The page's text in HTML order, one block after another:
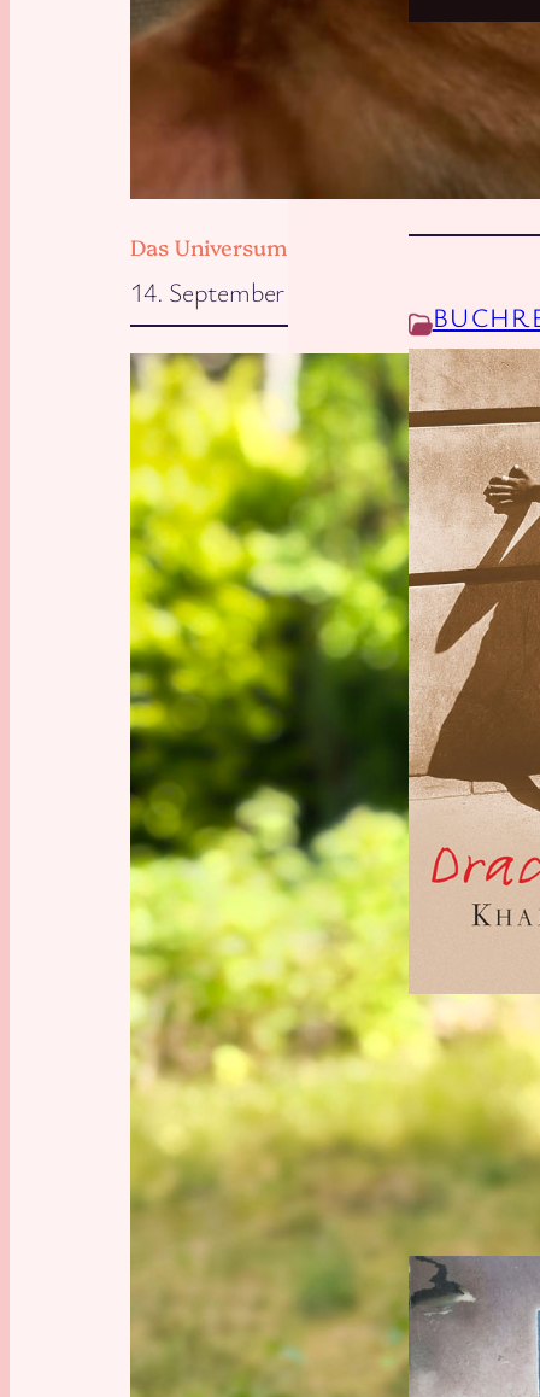
Das Universum will, dass wir zu Hause
14. September 2025
Apokalypse,
Gedanken
Schreibstil-
Terrorismus
Schicksale ,